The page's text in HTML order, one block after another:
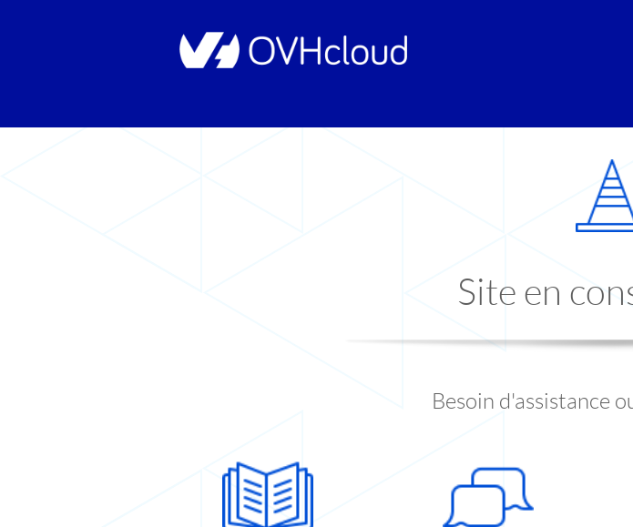
Site en
Besoin d'assistance